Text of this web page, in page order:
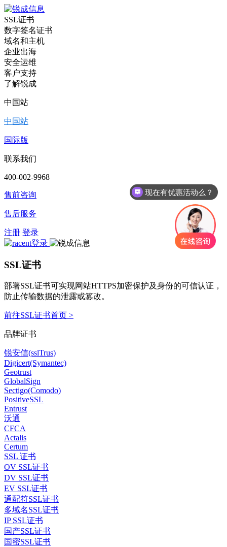
SSL证书
数字签名证书
域名和主机
企业出海
安全运维
客户支持
了解锐成
中国站
中国站
国际版
联系我们
400-002-9968
售前咨询
售后服务
注册 登录
SSL证书
部署SSL证书可实现网站HTTPS加密保护及身份的可信认证，
防止传输数据的泄露或篡改。
前往SSL证书首页 >
品牌证书
锐安信(sslTrus)
Digicert(Symantec)
Geotrust
GlobalSign
Sectigo(Comodo)
PositiveSSL
Entrust
沃通
CFCA
Actalis
Certum
SSL 证书
OV SSL证书
DV SSL证书
EV SSL证书
通配符SSL证书
多域名SSL证书
IP SSL证书
国产SSL证书
国密SSL证书
SSL证书有优惠吗？
现在有优惠活动么？